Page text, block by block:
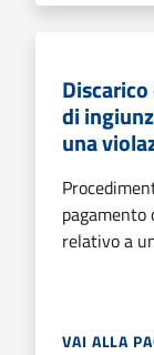
di
una
pagamento
relativo a
VAI ALLA